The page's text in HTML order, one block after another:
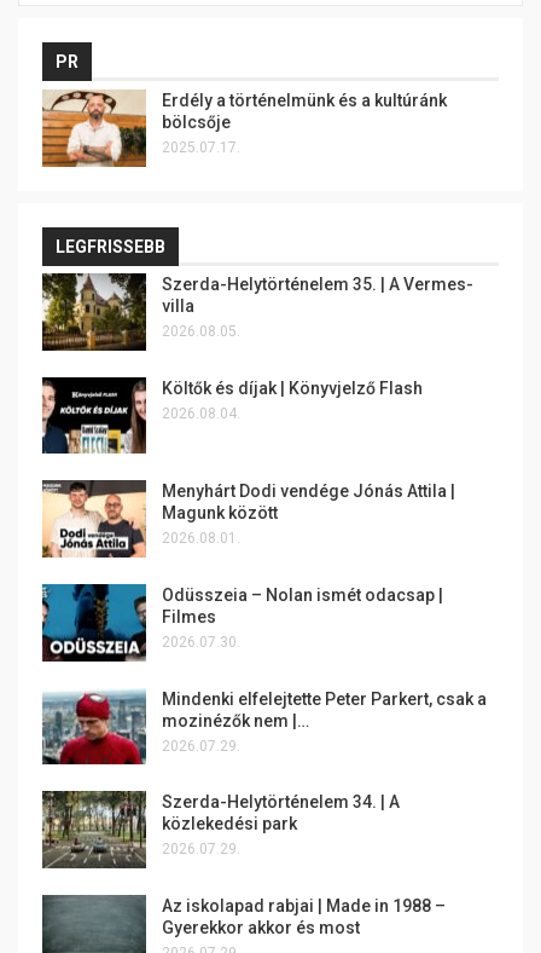
PR
Erdély a történelmünk és a kultúránk
bölcsője
2025.07.17.
LEGFRISSEBB
Szerda-Helytörténelem 35. | A Vermes-
villa
2026.08.05.
Költők és díjak | Könyvjelző Flash
2026.08.04.
Menyhárt Dodi vendége Jónás Attila |
Magunk között
2026.08.01.
Odüsszeia – Nolan ismét odacsap |
Filmes
2026.07.30.
Mindenki elfelejtette Peter Parkert, csak a
mozinézők nem |…
2026.07.29.
Szerda-Helytörténelem 34. | A
közlekedési park
2026.07.29.
Az iskolapad rabjai | Made in 1988 –
Gyerekkor akkor és most